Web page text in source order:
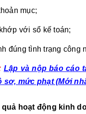
mục;
với sổ kế toán;
đúng tình trạng công
Lập và nộp báo cáo
sơ, mức phạt (Mới
quả hoạt động kinh